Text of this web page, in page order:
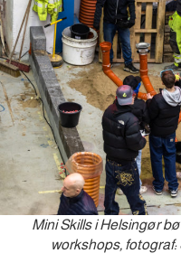
Mini Skills i Helsingør
workshops,